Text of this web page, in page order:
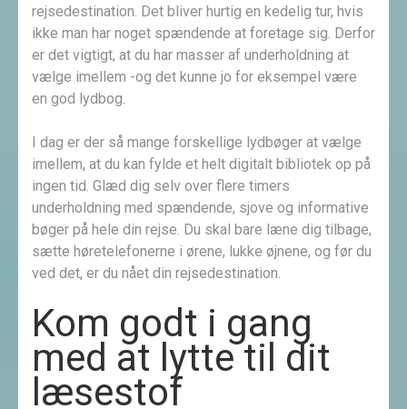
rejsedestination. Det bliver hurtig en kedelig tur, hvis
ikke man har noget spændende at foretage sig. Derfor
er det vigtigt, at du har masser af underholdning at
vælge imellem -og det kunne jo for eksempel være
en god lydbog.
I dag er der så mange forskellige lydbøger at vælge
imellem, at du kan fylde et helt digitalt bibliotek op på
ingen tid. Glæd dig selv over flere timers
underholdning med spændende, sjove og informative
bøger på hele din rejse. Du skal bare læne dig tilbage,
sætte høretelefonerne i ørene, lukke øjnene, og før du
ved det, er du nået din rejsedestination.
Kom godt i gang
med at lytte til dit
læsestof